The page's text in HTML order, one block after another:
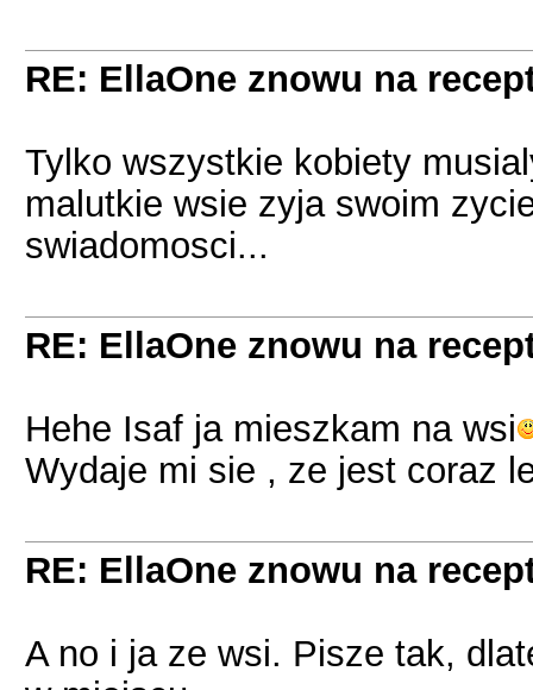
RE: EllaOne znowu na
Tylko wszystkie kobiety
malutkie wsie zyja swoim
swiadomosci...
RE: EllaOne znowu na
Hehe Isaf ja mieszkam na wsi
Wydaje mi sie , ze jest coraz
RE: EllaOne znowu na
A no i ja ze wsi. Pisze tak,